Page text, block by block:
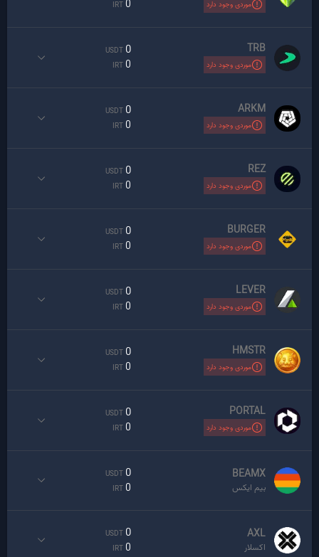
موردی وجود دارد 0
IRT
TRB
موردی وجود دارد
0
USDT
0
IRT
ARKM
موردی وجود دارد
0
USDT
0
IRT
REZ
موردی وجود دارد
0
USDT
0
IRT
BURGER
موردی وجود دارد
0
USDT
0
IRT
LEVER
موردی وجود دارد
0
USDT
0
IRT
HMSTR
موردی وجود دارد
0
USDT
0
IRT
PORTAL
موردی وجود دارد
0
USDT
0
IRT
BEAMX
بیم ایکس
0
USDT
0
IRT
AXL
اکسلار
0
USDT
0
IRT